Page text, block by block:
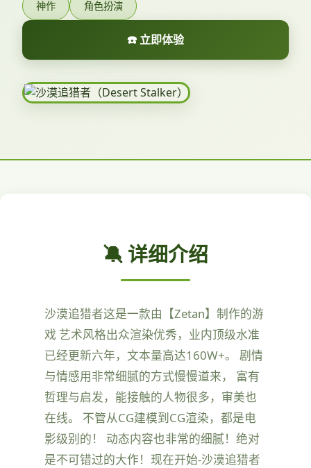
神作 角色扮演
☎️ 立即体验
🔕 详细介绍
沙漠追猎者这是一款由【Zetan】制作的游
戏 艺术风格出众渲染优秀，业内顶级水准
已经更新六年，文本量高达160W+。 剧情
与情感用非常细腻的方式慢慢道来， 富有
哲理与启发，能接触的人物很多，审美也
在线。 不管从CG建模到CG渲染，都是电
影级别的！ 动态内容也非常的细腻！绝对
是不可错过的大作！现在开始-沙漠追猎者